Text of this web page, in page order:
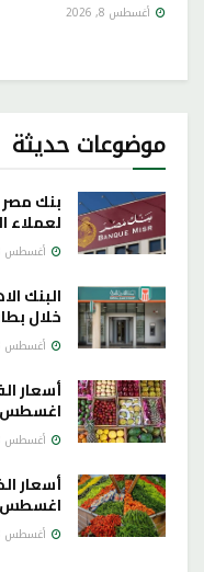
أغسطس 8, 2026
موضوعات حديثة
بنك مصر
لعملاء
أغسطس 8, 2026
البنك
خلال
أغسطس 8, 2026
اغسطس ٢٠٢٦
أغسطس 8, 2026
اغسطس ٢٠٢٦
أغسطس 8, 2026